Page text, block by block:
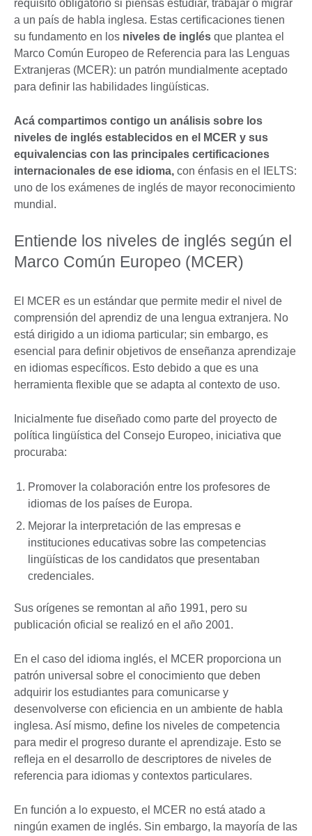
requisito obligatorio si piensas estudiar, trabajar o migrar
a un país de habla inglesa. Estas certificaciones tienen
su fundamento en los niveles de inglés que plantea el
Marco Común Europeo de Referencia para las Lenguas
Extranjeras (MCER): un patrón mundialmente aceptado
para definir las habilidades lingüísticas.
Acá compartimos contigo un análisis sobre los
niveles de inglés establecidos en el MCER y sus
equivalencias con las principales certificaciones
internacionales de ese idioma, con énfasis en el IELTS:
uno de los exámenes de inglés de mayor reconocimiento
mundial.
Entiende los niveles de inglés según el
Marco Común Europeo (MCER)
El MCER es un estándar que permite medir el nivel de
comprensión del aprendiz de una lengua extranjera. No
está dirigido a un idioma particular; sin embargo, es
esencial para definir objetivos de enseñanza aprendizaje
en idiomas específicos. Esto debido a que es una
herramienta flexible que se adapta al contexto de uso.
Inicialmente fue diseñado como parte del proyecto de
política lingüística del Consejo Europeo, iniciativa que
procuraba:
Promover la colaboración entre los profesores de
idiomas de los países de Europa.
Mejorar la interpretación de las empresas e
instituciones educativas sobre las competencias
lingüísticas de los candidatos que presentaban
credenciales.
Sus orígenes se remontan al año 1991, pero su
publicación oficial se realizó en el año 2001.
En el caso del idioma inglés, el MCER proporciona un
patrón universal sobre el conocimiento que deben
adquirir los estudiantes para comunicarse y
desenvolverse con eficiencia en un ambiente de habla
inglesa. Así mismo, define los niveles de competencia
para medir el progreso durante el aprendizaje. Esto se
refleja en el desarrollo de descriptores de niveles de
referencia para idiomas y contextos particulares.
En función a lo expuesto, el MCER no está atado a
ningún examen de inglés. Sin embargo, la mayoría de las